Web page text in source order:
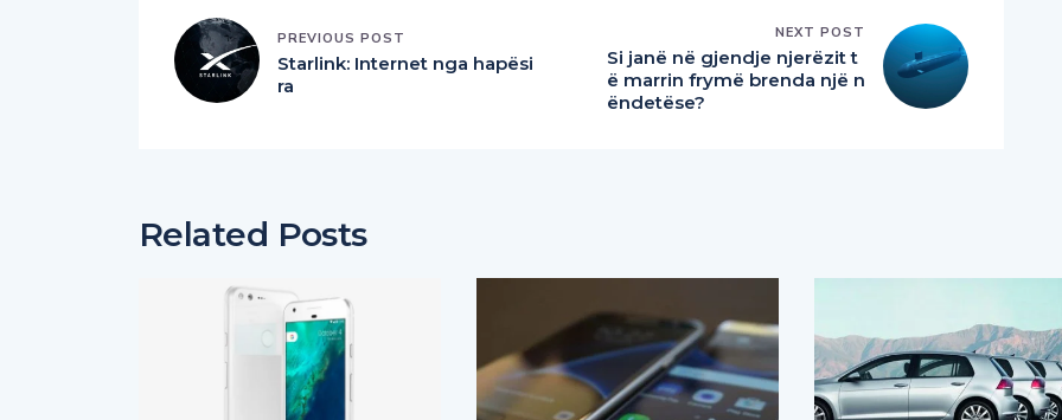
PREVIOUS POST
Starlink: Internet nga hapësi
ra
NEXT POST
Si janë në gjendje njerëzit t
ë marrin frymë brenda një n
ëndetëse?
Related Posts